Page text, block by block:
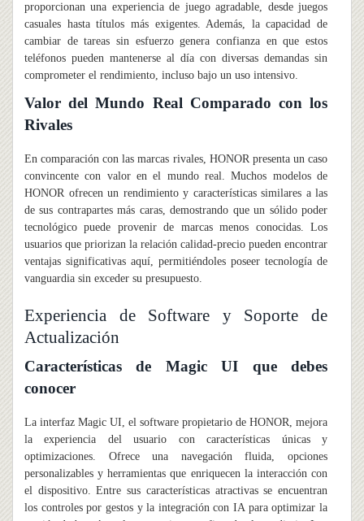
proporcionan una experiencia de juego agradable, desde juegos
casuales hasta títulos más exigentes. Además, la capacidad de
cambiar de tareas sin esfuerzo genera confianza en que estos
teléfonos pueden mantenerse al día con diversas demandas sin
comprometer el rendimiento, incluso bajo un uso intensivo.
Valor del Mundo Real Comparado con los
Rivales
En comparación con las marcas rivales, HONOR presenta un caso
convincente con valor en el mundo real. Muchos modelos de
HONOR ofrecen un rendimiento y características similares a las
de sus contrapartes más caras, demostrando que un sólido poder
tecnológico puede provenir de marcas menos conocidas. Los
usuarios que priorizan la relación calidad-precio pueden encontrar
ventajas significativas aquí, permitiéndoles poseer tecnología de
vanguardia sin exceder su presupuesto.
Experiencia de Software y Soporte de
Actualización
Características de Magic UI que debes
conocer
La interfaz Magic UI, el software propietario de HONOR, mejora
la experiencia del usuario con características únicas y
optimizaciones. Ofrece una navegación fluida, opciones
personalizables y herramientas que enriquecen la interacción con
el dispositivo. Entre sus características atractivas se encuentran
los controles por gestos y la integración con IA para optimizar la